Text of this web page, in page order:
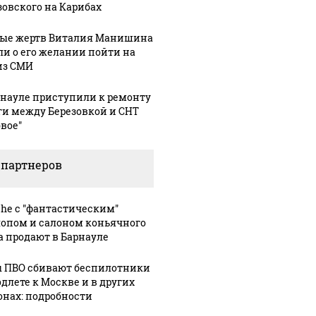
вертолета на
Директор
"Алтайэнерго"
возглавил
алтайскую
федерацию
футбола
на Карибах
жертв Виталия Манишина
о его желании пойти на
СМИ
приступили к ремонту
между Березовкой и СНТ
с "фантастическим"
и салоном коньячного
продают в Барнауле
сбивают беспилотники
к Москве и в других
подробности